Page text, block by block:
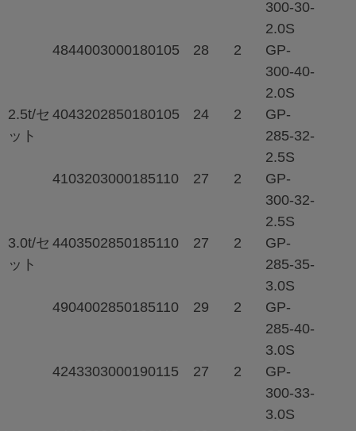
300-30-
2.0S
4844003000180105 28 2
GP-
300-40-
2.0S
2.5t/セ
ット
4043202850180105 24 2
GP-
285-32-
2.5S
4103203000185110 27 2
GP-
300-32-
2.5S
3.0t/セ
ット
4403502850185110 27 2
GP-
285-35-
3.0S
4904002850185110 29 2
GP-
285-40-
3.0S
4243303000190115 27 2
GP-
300-33-
3.0S